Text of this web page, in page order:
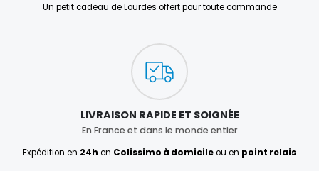
Un petit cadeau de Lourdes offert pour toute commande
LIVRAISON RAPIDE ET SOIGNÉE
En France et dans le monde entier
Expédition en 24h en Colissimo à domicileou en point relais